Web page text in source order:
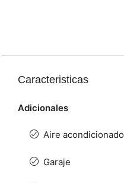
Caracteristicas
Adicionales
Aire acondicionado
Garaje